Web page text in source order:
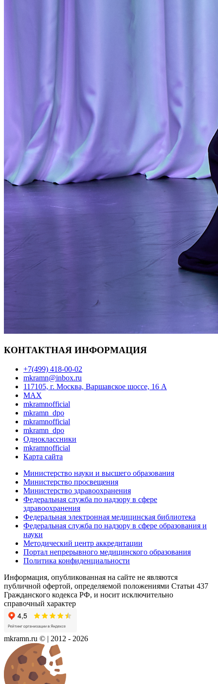
КОНТАКТНАЯ ИНФОРМАЦИЯ
+7(499) 418-00-02
mkramn@inbox.ru
117105, г. Москва, Варшавское шоссе, 16 А
MAX
mkramnofficial
mkramn_dpo
mkramnofficial
mkramn_dpo
Одноклассники
mkramnofficial
Карта сайта
Министерство науки и высшего образования
Министерство просвещения
Министерство здравоохранения
Федеральная служба по надзору в сфере
здравоохранения
Федеральная электронная медицинская библиотека
Федеральная служба по надзору в сфере образования и
науки
Методический центр аккредитации
Портал непрерывного медицинского образования
Политика конфиденциальности
Информация, опубликованная на сайте не являются
публичной офертой, определяемой положениями Статьи 437
Гражданского кодекса РФ, и носит исключительно
справочный характер
mkramn.ru © | 2012 - 2026